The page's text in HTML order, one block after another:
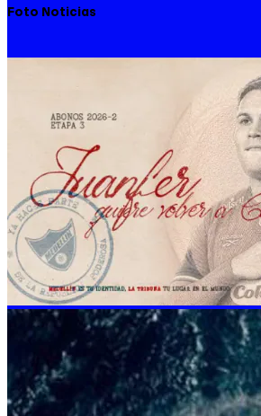
Foto Noticias